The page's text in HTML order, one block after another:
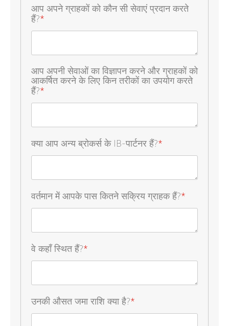
आप अपने ग्राहकों को कौन सी सेवाएं प्रदान करते
हैं?*
आप अपनी सेवाओं का विज्ञापन करने और ग्राहकों को
आकर्षित करने के लिए किन तरीकों का उपयोग करते
हैं?*
क्या आप अन्य ब्रोकर्स के IB-पार्टनर हैं?*
वर्तमान में आपके पास कितने सक्रिय ग्राहक हैं?*
वे कहाँ स्थित हैं?*
उनकी औसत जमा राशि क्या है?*